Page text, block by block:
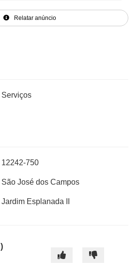
Relatar anúncio
Serviços
12242-750
São José dos Campos
Jardim Esplanada II
)